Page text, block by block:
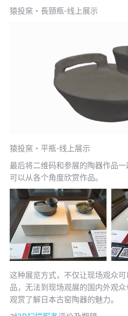
猿投窯・長頸瓶-线上展示
猿投窯・平瓶-线上展示
最后将二维码和参展的陶器作品
可以从各个角度欣赏作品。
这种展览方式，不仅让现场观众
品，无法到现场观展的国内外观众
观赏了解日本古窑陶器的魅力。